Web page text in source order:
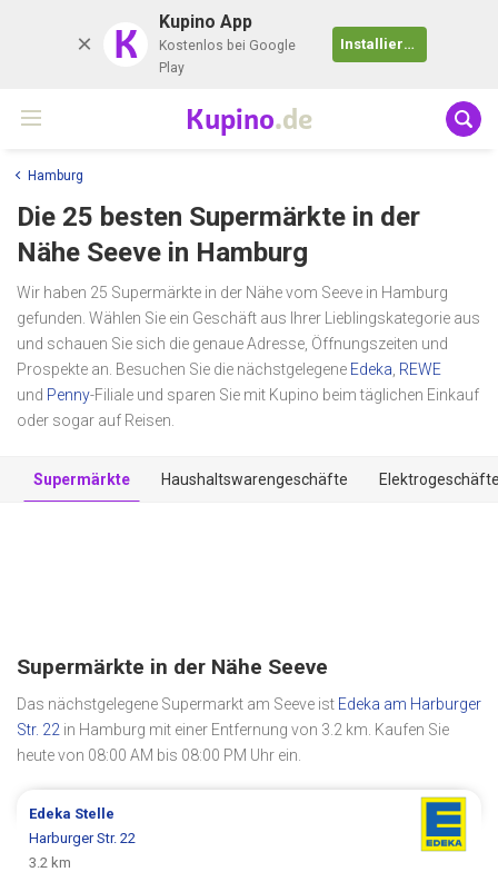
K Kupino App
Kostenlos bei Google
Play
Installieren
Kupino.de
Hamburg
Die 25 besten Supermärkte in der
Nähe Seeve in Hamburg
Wir haben 25 Supermärkte in der Nähe vom Seeve in Hamburg
gefunden. Wählen Sie ein Geschäft aus Ihrer Lieblingskategorie aus
und schauen Sie sich die genaue Adresse, Öffnungszeiten und
Prospekte an. Besuchen Sie die nächstgelegene Edeka REWE
und Penny-Filiale und sparen Sie mit Kupino beim täglichen Einkauf
oder sogar auf Reisen.
Supermärkte Haushaltswarengeschäfte
Supermärkte in der Nähe Seeve
Das nächstgelegene Supermarkt am Seeve ist Edeka am Harburger
Str. 22 in Hamburg mit einer Entfernung von 3.2 km. Kaufen Sie
heute von 08:00 AM bis 08:00 PM Uhr ein.
Edeka Stelle
Harburger Str. 22
3.2 km